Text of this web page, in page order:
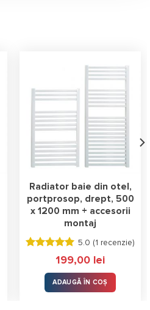
Radiator baie din otel,
portprosop, drept, 500
x 1200 mm + accesorii
montaj
Evaluat la
stele
din 5
5.0 (1 recenzie)
199,00 lei
ADAUGĂ ÎN COȘ